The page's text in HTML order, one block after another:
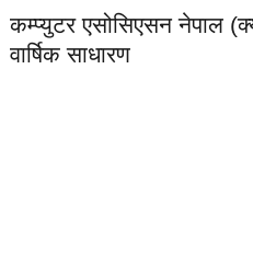
कम्प्युटर एसोसिएसन नेपाल
वार्षिक साधारण